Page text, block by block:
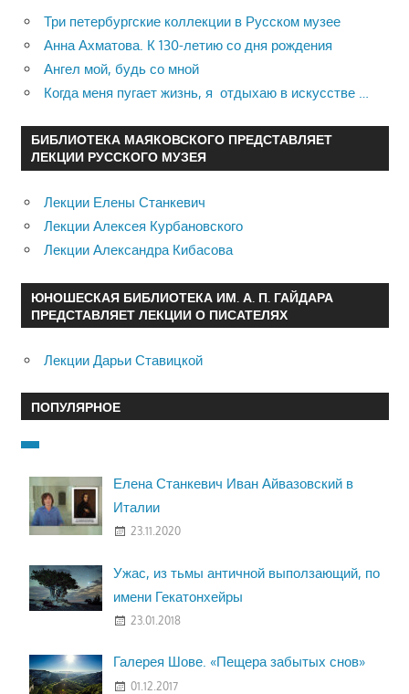
Три петербургские коллекции в Русском музее
Анна Ахматова. К 130-летию со дня рождения
Ангел мой, будь со мной
Когда меня пугает жизнь, я отдыхаю в искусстве …
БИБЛИОТЕКА МАЯКОВСКОГО ПРЕДСТАВЛЯЕТ
ЛЕКЦИИ РУССКОГО МУЗЕЯ
Лекции Елены Станкевич
Лекции Алексея Курбановского
Лекции Александра Кибасова
ЮНОШЕСКАЯ БИБЛИОТЕКА ИМ. А. П. ГАЙДАРА
ПРЕДСТАВЛЯЕТ ЛЕКЦИИ О ПИСАТЕЛЯХ
Лекции Дарьи Ставицкой
ПОПУЛЯРНОЕ
Елена Станкевич Иван Айвазовский в
Италии
23.11.2020
Ужас, из тьмы античной выползающий, по
имени Гекатонхейры
23.01.2018
Галерея Шове. «Пещера забытых снов»
01.12.2017